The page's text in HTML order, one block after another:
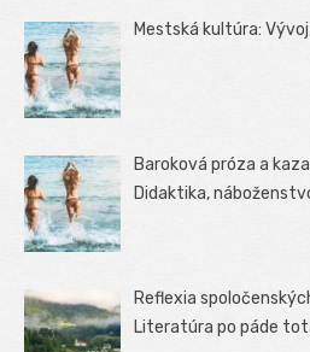
Mestská kultúra:
Baroková próza a
Didaktika,
Reflexia
Literatúra po páde